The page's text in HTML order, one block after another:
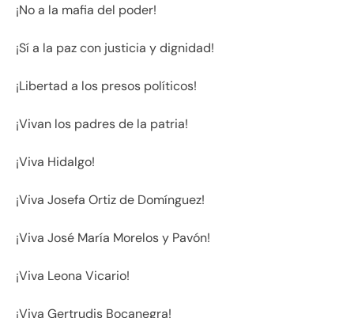
¡No a la mafia del poder!
¡Sí a la paz con justicia y dignidad!
¡Libertad a los presos políticos!
¡Vivan los padres de la patria!
¡Viva Hidalgo!
¡Viva Josefa Ortiz de Domínguez!
¡Viva José María Morelos y Pavón!
¡Viva Leona Vicario!
¡Viva Gertrudis Bocanegra!